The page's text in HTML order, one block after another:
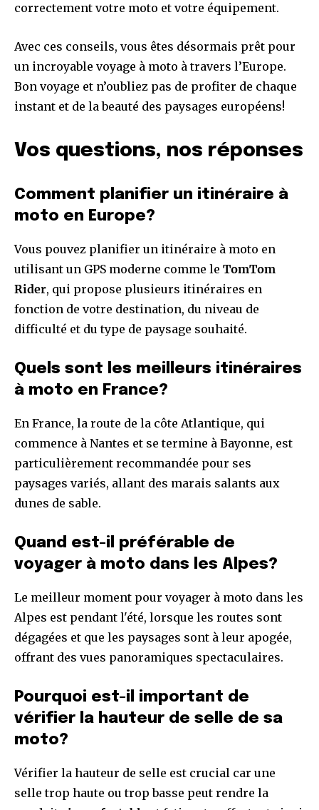
correctement votre moto et votre équipement.
Avec ces conseils, vous êtes désormais prêt pour
un incroyable voyage à moto à travers l’Europe.
Bon voyage et n’oubliez pas de profiter de chaque
instant et de la beauté des paysages européens!
Vos questions, nos réponses
Comment planifier un itinéraire à
moto en Europe?
Vous pouvez planifier un itinéraire à moto en
utilisant un GPS moderne comme le TomTom
Rider, qui propose plusieurs itinéraires en
fonction de votre destination, du niveau de
difficulté et du type de paysage souhaité.
Quels sont les meilleurs itinéraires
à moto en France?
En France, la route de la côte Atlantique, qui
commence à Nantes et se termine à Bayonne, est
particulièrement recommandée pour ses
paysages variés, allant des marais salants aux
dunes de sable.
Quand est-il préférable de
voyager à moto dans les Alpes?
Le meilleur moment pour voyager à moto dans les
Alpes est pendant l'été, lorsque les routes sont
dégagées et que les paysages sont à leur apogée,
offrant des vues panoramiques spectaculaires.
Pourquoi est-il important de
vérifier la hauteur de selle de sa
moto?
Vérifier la hauteur de selle est crucial car une
selle trop haute ou trop basse peut rendre la